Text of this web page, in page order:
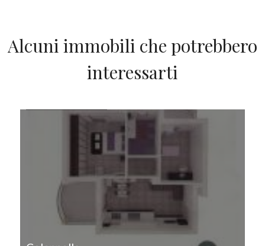
Alcuni immobili che potrebbero
interessarti